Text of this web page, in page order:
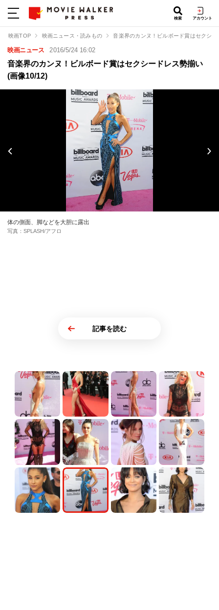
検索 アカウント
映画TOP 映画ニュース・読みもの 音楽界のカンヌ！ビルボード賞はセクシー
映画ニュース 2016/5/24 16:02
音楽界のカンヌ！ビルボード賞はセクシードレス勢揃い
(画像10/12)
体の側面、脚などを大胆に露出
写真：SPLASH/アフロ
記事を読む